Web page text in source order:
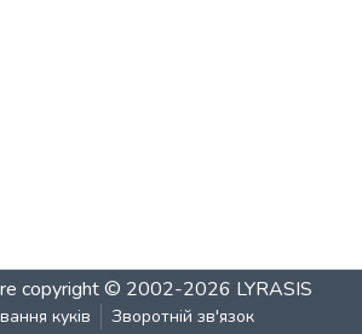
copyright © 2002-2026 LYRASIS
куків Зворотній зв'язок